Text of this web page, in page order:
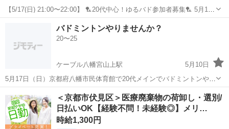
【5/17(日) 21:00〜22:00】 🏸20代中心！ゆるバド参加者募集🏸 5月17
日（日）21:00〜22:00 京都市民スポーツ会館でバドミントンします！
「運動不足解消したい！」 「気軽に体動かしたい！」 「新...
西院駅 バドミントン
バドミントンやりませんか？
20〜25
ケーブル八幡宮山上駅
5月10日
5月17日（日）京都府八幡市民体育館で20代メインでバドミントンやり
ます。 経験、未経験男女問わず 9時から10時30分が1部、10時30分か
ら12時までが2部で各500円です。
ケーブル八幡宮山上駅 バドミントン
体育館
＜京都市伏見区＞医療廃棄物の荷卸し・選別/
日払いOK【経験不問！未経験◎】メリ…
時給1,300円